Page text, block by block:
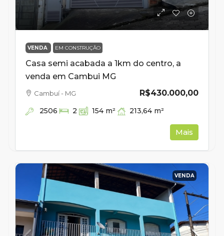
VENDA EM CONSTRUÇÃO
Casa semi acabada a 1km do centro, a
venda em Cambui MG
R$430.000,00
Cambuí - MG
2506 2 154 m² 213,64 m²
Mais
VENDA